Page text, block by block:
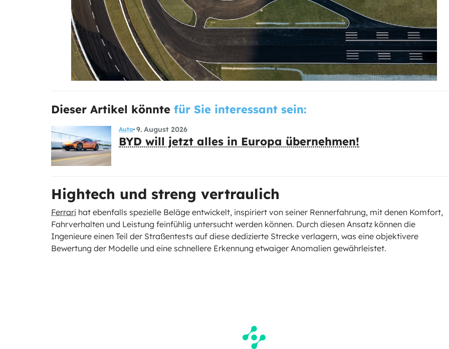
Dieser Artikel könnte für Sie interessant sein:
Auto 9. August 2026
BYD will jetzt alles in Europa übernehmen!
Hightech und streng vertraulich
Ferrari hat ebenfalls spezielle Beläge entwickelt, inspiriert von seiner Rennerfahrung, mit denen Komfort,
Fahrverhalten und Leistung feinfühlig untersucht werden können. Durch diesen Ansatz können die
Ingenieure einen Teil der Straßentests auf diese dedizierte Strecke verlagern, was eine objektivere
Bewertung der Modelle und eine schnellere Erkennung etwaiger Anomalien gewährleistet.